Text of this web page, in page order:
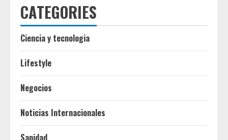
CATEGORIES
Ciencia y tecnologia
Lifestyle
Negocios
Noticias Internacionales
Sanidad